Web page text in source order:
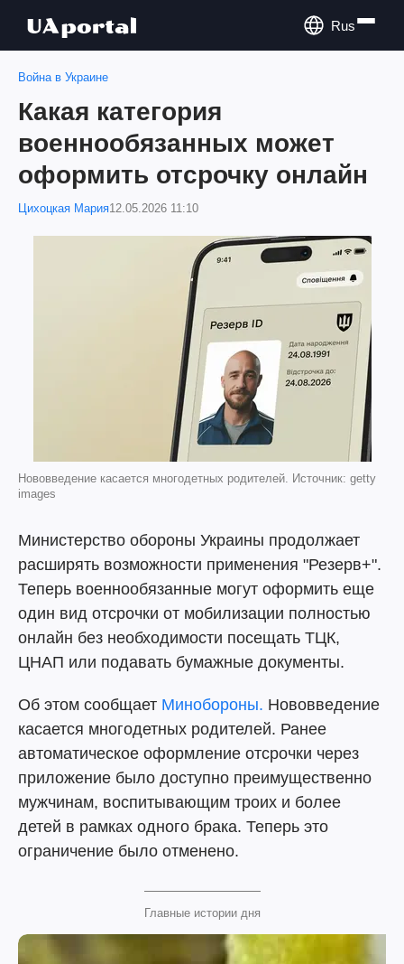
Rus
Война в Украине
Какая категория
военнообязанных может
оформить отсрочку онлайн
Цихоцкая Мария12.05.2026 11:10
Нововведение касается многодетных родителей. Источник: getty
images
Министерство обороны Украины продолжает
расширять возможности применения "Резерв+".
Теперь военнообязанные могут оформить еще
один вид отсрочки от мобилизации полностью
онлайн без необходимости посещать ТЦК,
ЦНАП или подавать бумажные документы.
Об этом сообщает Минобороны. Нововведение
касается многодетных родителей. Ранее
автоматическое оформление отсрочки через
приложение было доступно преимущественно
мужчинам, воспитывающим троих и более
детей в рамках одного брака. Теперь это
ограничение было отменено.
Главные истории дня